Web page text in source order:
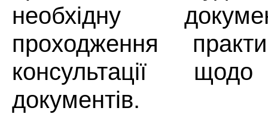
необхідну
проходження
консультації
документів.